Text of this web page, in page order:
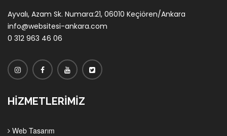
Ayvalı, Azam Sk. Numara:21, 06010 Keçiören/Ankara
info@websitesi-ankara.com
0 312 963 46 06
HİZMETLERİMİZ
Web Tasarım